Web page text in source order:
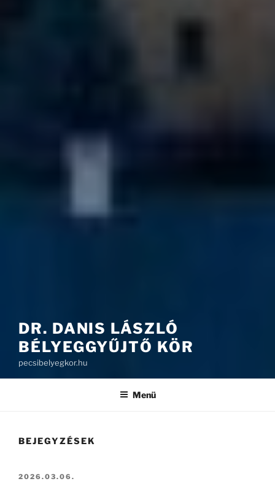
DR. DANIS LÁSZLÓ
BÉLYEGGYŰJTŐ KÖR
pecsibelyegkor.hu
Menü
BEJEGYZÉSEK
2026.03.06.